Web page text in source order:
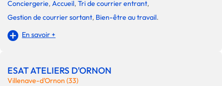
Conciergerie, Accueil, Tri de courrier entrant,
Gestion de courrier sortant, Bien-être au travail.
En savoir +
ESAT ATELIERS D'ORNON
Villenave-d'Ornon (33)